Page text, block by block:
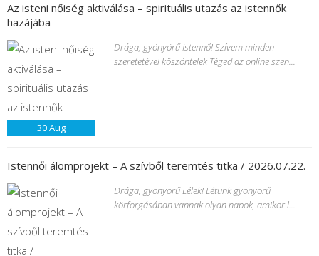
Az isteni nőiség aktiválása – spirituális utazás az istennők
hazájába
30Aug
Drága, gyönyörű Istennő! Szívem minden
szeretetével köszöntelek Téged az online szen...
Istennői álomprojekt – A szívből teremtés titka / 2026.07.22.
Drága, gyönyörű Lélek! Létünk gyönyörű
körforgásában vannak olyan napok, amikor l...